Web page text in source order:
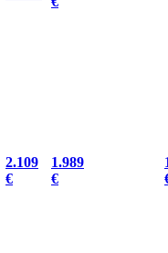
2.109
€
1.989
€